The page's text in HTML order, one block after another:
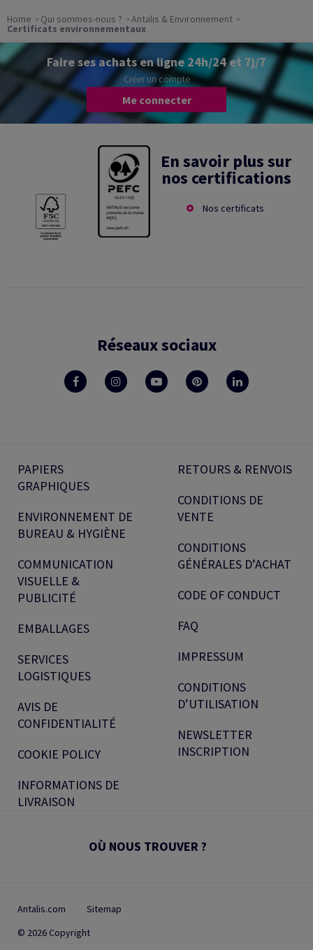
Home Qui sommes-nous ? Antalis & Environnement
Certificats environnementaux
Faire ses achats en ligne 24h/24 et 7j/7
Créer un compte
Me connecter
En savoir plus sur
nos certifications
Nos certificats
Réseaux sociaux
PAPIERS
GRAPHIQUES
ENVIRONNEMENT DE
BUREAU & HYGIÈNE
COMMUNICATION
VISUELLE &
PUBLICITÉ
EMBALLAGES
SERVICES
LOGISTIQUES
AVIS DE
CONFIDENTIALITÉ
COOKIE POLICY
INFORMATIONS DE
LIVRAISON
RETOURS & RENVOIS
CONDITIONS DE
VENTE
CONDITIONS
GÉNÉRALES D’ACHAT
CODE OF CONDUCT
FAQ
IMPRESSUM
CONDITIONS
D’UTILISATION
NEWSLETTER
INSCRIPTION
OÙ NOUS TROUVER ?
Antalis.com
Sitemap
© 2026 Copyright